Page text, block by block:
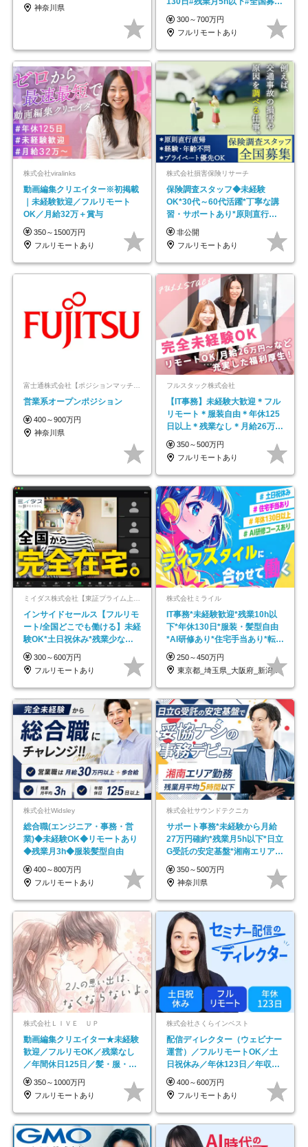
神奈川県
#最大1年の研修
300～700万円
フルリモートあり
株式会社viralinks
動画編集クリエイター※初掲載
｜未経験歓迎／フルリモート
OK／月給32万＋賞与
350～1500万円
フルリモートあり
株式会社損害保険リサーチ
保険調査スタッフ◆未経験
OK*30代～60代活躍*丁寧な講
習・サポートあり*原則直行直
帰／全国募集・業務委託
非公開
フルリモートあり
富士通株式会社【ポジションマッチ登録】
営業系オープンポジション
400～900万円
神奈川県
フルスタック株式会社
【IT事務】未経験大歓迎＊フル
リモート＊服装自由＊年休125
日以上＊残業なし＊月給26万円
以上
350～500万円
フルリモートあり
インサイドセールス【フルリモ
ート/全国どこでも働ける】未経
験OK*土日祝休み*残業少なめ*
在宅勤務手当あり
300～600万円
フルリモートあり
株式会社ミライル
IT事務*未経験歓迎*残業10h以
下*年休130日*服装・髪型自由
*AI研修あり*住宅手当あり*転勤
なし
250～450万円
東京都_埼玉県_大阪府_新潟県_福岡県
株式会社Widsley
総合職(エンジニア・事務・営
業)◆未経験OK◆リモートあり
◆残業月3h◆服装髪型自由
400～800万円
フルリモートあり
株式会社サウンドテクニカ
サポート事務*未経験から月給
27万円確約*残業月5h以下*日立
G受託の安定基盤*湘南エリア勤
務
350～500万円
神奈川県
株式会社ＬＩＶＥ ＵＰ
動画編集クリエイター★未経験
歓迎／フルリモOK／残業なし
／年間休日125日／髪・服・ネ
イル自由／研修充実で安心
350～1000万円
フルリモートあり
株式会社さくらインベスト
配信ディレクター（ウェビナー
運営）／フルリモートOK／土
日祝休み／年休123日／年収
600万円可
400～600万円
フルリモートあり